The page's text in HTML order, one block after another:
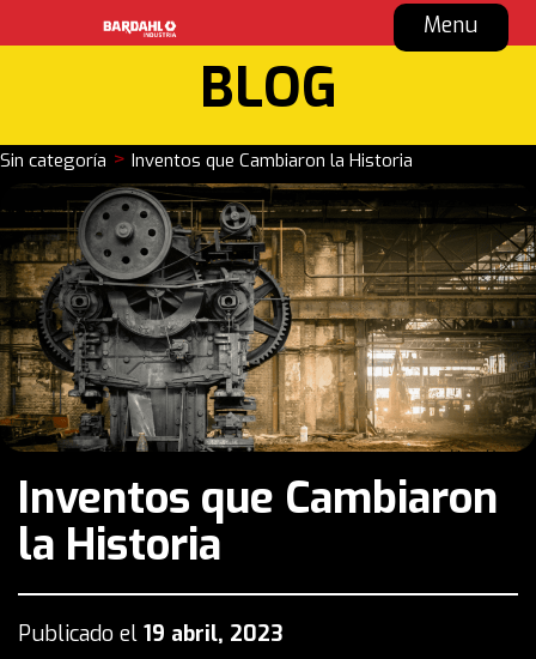
Menu
BLOG
Sin categoría > Inventos que Cambiaron la Historia
Inventos que Cambiaron
la Historia
Publicado el 19 abril, 2023